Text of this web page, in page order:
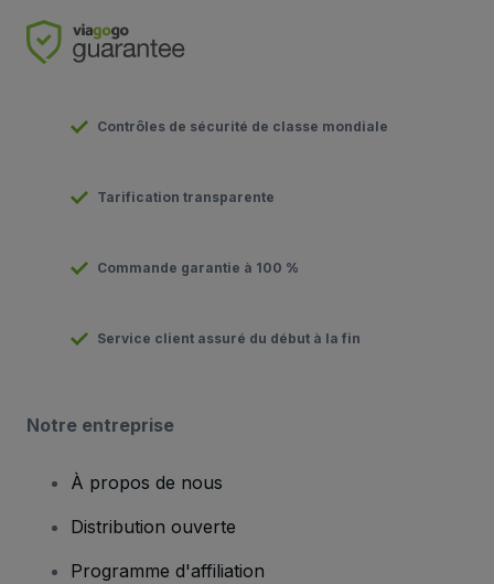
Contrôles de sécurité de classe mondiale
Tarification transparente
Commande garantie à 100 %
Service client assuré du début à la fin
Notre entreprise
À propos de nous
Distribution ouverte
Programme d'affiliation